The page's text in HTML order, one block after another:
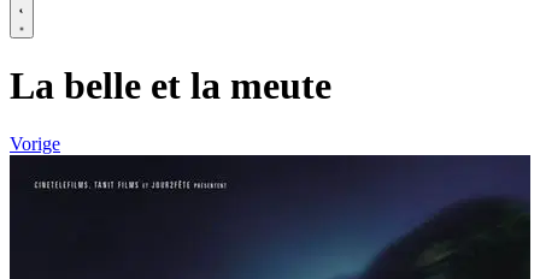
La belle et la meute
Vorige